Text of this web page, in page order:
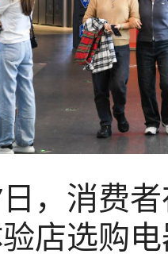
日，消费
店选购